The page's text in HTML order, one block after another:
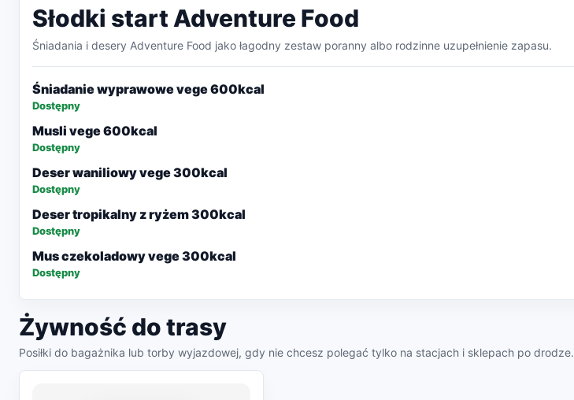
Słodki start Adventure Food
Śniadania i desery Adventure Food jako łagodny zestaw poranny albo rodzinne uzupełnienie zapasu.
Śniadanie wyprawowe vege 600kcal
Dostępny
Musli vege 600kcal
Dostępny
Deser waniliowy vege 300kcal
Dostępny
Deser tropikalny z ryżem 300kcal
Dostępny
Mus czekoladowy vege 300kcal
Dostępny
Żywność do trasy
Posiłki do bagażnika lub torby wyjazdowej, gdy nie chcesz polegać tylko na stacjach i sklepach po drodze.